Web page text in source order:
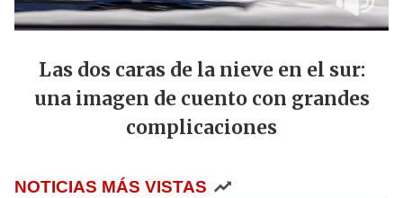
Las dos caras de la nieve en el sur:
una imagen de cuento con grandes
complicaciones
NOTICIAS MÁS VISTAS